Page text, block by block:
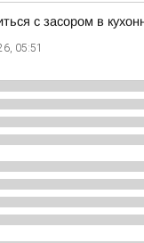
с засором в
05:51